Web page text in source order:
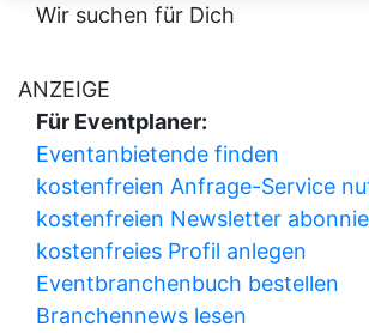
Wir suchen für Dich
ANZEIGE
Für Eventplaner:
Eventanbietende finden
kostenfreien Anfrage-Service
kostenfreien Newsletter
kostenfreies Profil anlegen
Eventbranchenbuch bestellen
Branchennews lesen